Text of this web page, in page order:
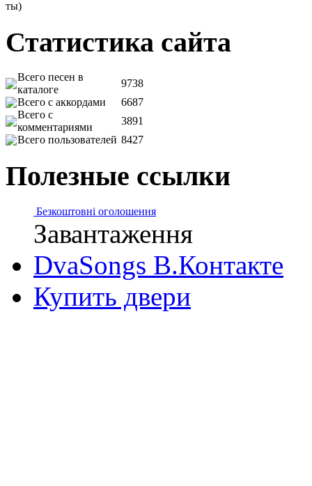
ты)
Статистика сайта
Всего песен в
каталоге
9738
Всего с аккордами
6687
Всего с
комментариями
3891
Всего пользователей 8427
Полезные ссылки
Безкоштовні оголошення
Завантаження
DvaSongs В.Контакте
Купить двери